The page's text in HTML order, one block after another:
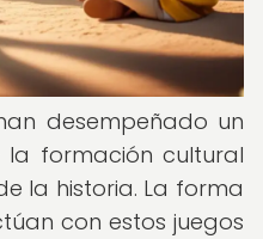
desempeñado un
formación cultural
la historia. La forma
con estos juegos